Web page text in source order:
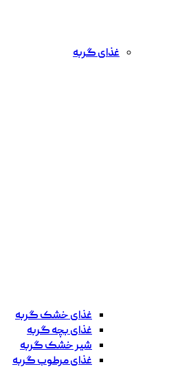
غذای گربه
غذای خشک گربه
غذای بچه گربه
شیر خشک گربه
غذای مرطوب گربه